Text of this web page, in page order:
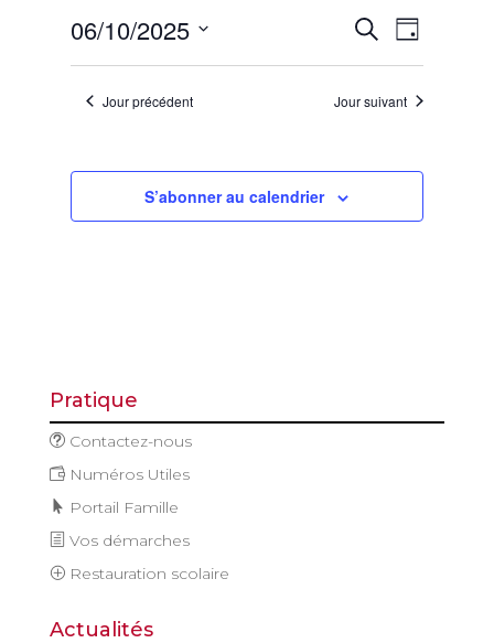
6
octobre
2025
de
Recherche
de
vues
Jour
06/10/2025
date.Jour précédent Jour suivant
S’abonner au calendrier
Pratique
Contactez-nous
Numéros Utiles
Portail Famille
Vos démarches
Restauration scolaire
Actualités